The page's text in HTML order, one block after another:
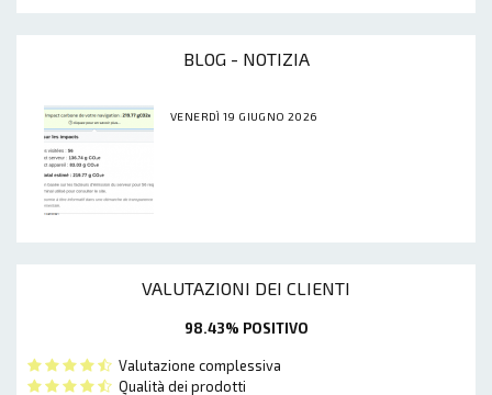
BLOG - NOTIZIA
VENERDÌ 19 GIUGNO 2026
VALUTAZIONI DEI CLIENTI
98.43% POSITIVO
Valutazione complessiva
Qualità dei prodotti